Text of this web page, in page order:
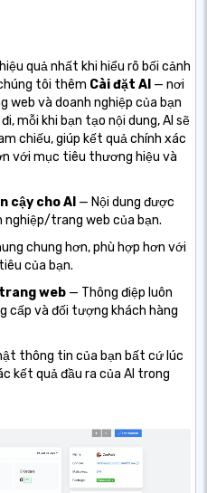
quả nhất khi hiểu rõ bối cảnh
tôi thêm Cài đặt AI — nơi
và doanh nghiệp của bạn
mỗi khi bạn tạo nội dung, AI sẽ
chiếu, giúp kết quả chính xác
với mục tiêu thương hiệu và
cậy cho AI — Nội dung được
trang web của bạn.
chung hơn, phù hợp hơn với
của bạn.
web — Thông điệp luôn
cấp và đối tượng khách hàng
thông tin của bạn bất cứ lúc
kết quả đầu ra của AI trong